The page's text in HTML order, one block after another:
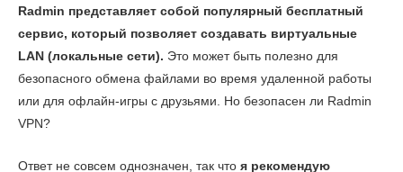
Ключевые особенности 5.0
Стриминг 5.0
Онлайн-игры
Radmin представляет собой популярный бесплатный
сервис, который позволяет создавать виртуальные
LAN (локальные сети). Это может быть полезно для
безопасного обмена файлами во время удаленной работы
или для офлайн-игры с друзьями. Но безопасен ли Radmin
VPN?
Ответ не совсем однозначен, так что я рекомендую